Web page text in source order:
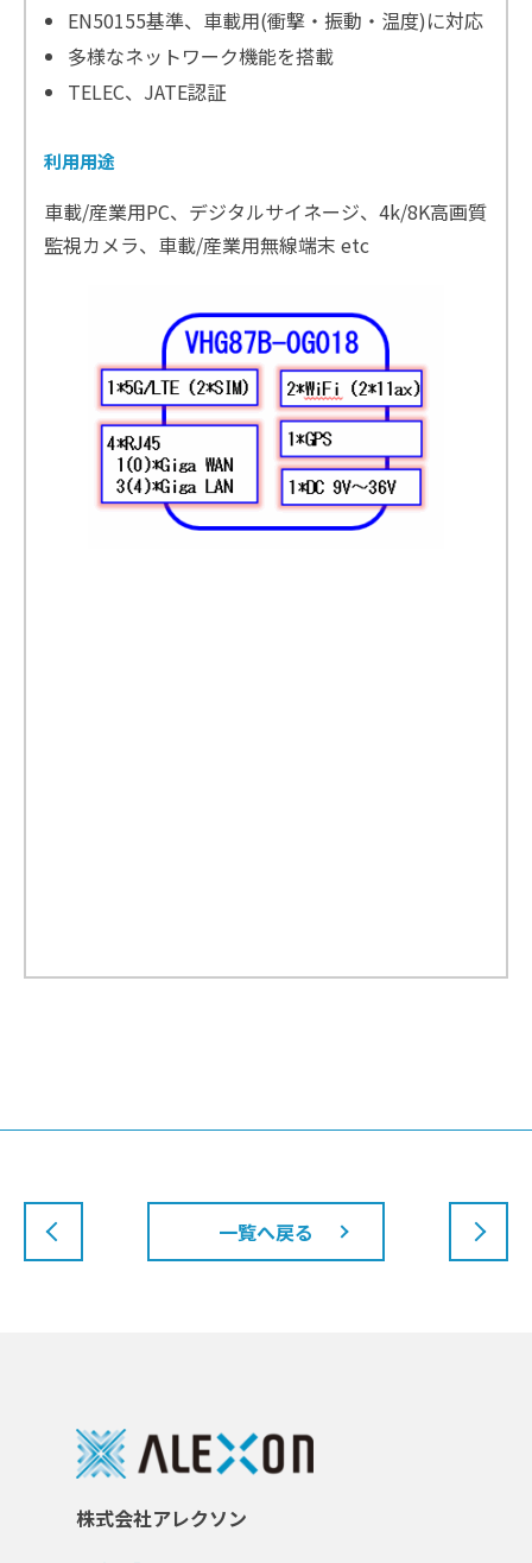
EN50155基準、車載用(衝撃・振動・温度)に対応
多様なネットワーク機能を搭載
TELEC、JATE認証
利用用途
車載/産業用PC、デジタルサイネージ、4k/8K高画質
監視カメラ、車載/産業用無線端末 etc
一覧へ戻る
株式会社アレクソン